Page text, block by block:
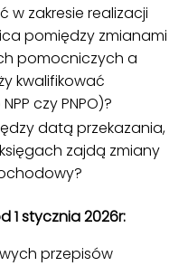
w zakresie realizacji
pomiędzy zmianami
pomocniczych a
kwalifikować
czy PNPO)?
datą przekazania,
zajdą zmiany
1 stycznia 2026r:
przepisów